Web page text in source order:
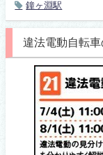
鐘ヶ淵駅
違法電動自転